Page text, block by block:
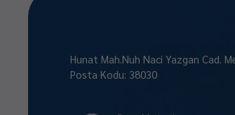
Hunat Mah.Nuh Naci Yazgan Cad.
Posta Kodu: 38030